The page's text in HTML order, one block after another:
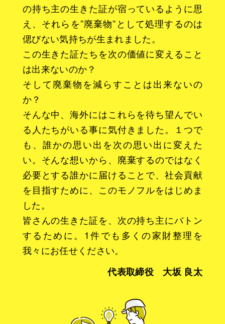
の持ち主の生きた証が宿っているように思
え、それらを”廃棄物”として処理するのは
偲びない気持ちが生まれました。
この生きた証たちを次の価値に変えること
は出来ないのか？
そして廃棄物を減らすことは出来ないの
か？
そんな中、海外にはこれらを待ち望んでい
る人たちがいる事に気付きました。１つで
も、誰かの思い出を次の思い出に変えた
い。そんな想いから、廃棄するのではなく
必要とする誰かに届けることで、社会貢献
を目指すために、このモノフルをはじめま
した。
皆さんの生きた証を、次の持ち主にバトン
するために。1件でも多くの家財整理を
我々にお任せください。
代表取締役 大坂 良太